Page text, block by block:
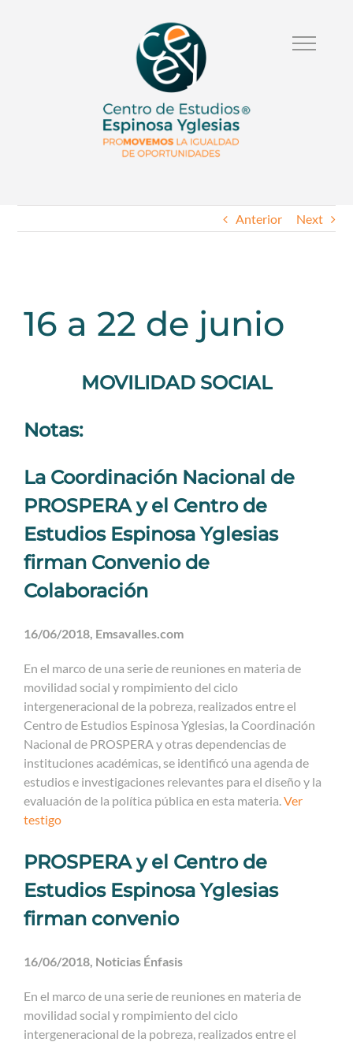
Anterior Next
16 a 22 de junio
MOVILIDAD SOCIAL
Notas:
La Coordinación Nacional de
PROSPERA y el Centro de
Estudios Espinosa Yglesias
firman Convenio de
Colaboración
16/06/2018, Emsavalles.com
En el marco de una serie de reuniones en materia de
movilidad social y rompimiento del ciclo
intergeneracional de la pobreza, realizados entre el
Centro de Estudios Espinosa Yglesias, la Coordinación
Nacional de PROSPERA y otras dependencias de
instituciones académicas, se identificó una agenda de
estudios e investigaciones relevantes para el diseño y la
evaluación de la política pública en esta materia.Ver
testigo
PROSPERA y el Centro de
Estudios Espinosa Yglesias
firman convenio
16/06/2018, Noticias Énfasis
En el marco de una serie de reuniones en materia de
movilidad social y rompimiento del ciclo
intergeneracional de la pobreza, realizados entre el